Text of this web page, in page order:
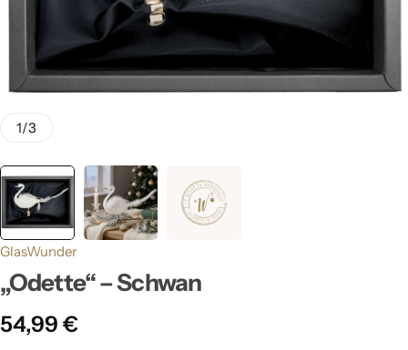
1/3
GlasWunder
„Odette“ – Schwan
54,99 €